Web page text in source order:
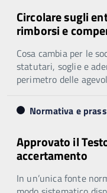
Circolare sugli
rimborsi e
Cosa cambia per le
statutari, soglie e
perimetro delle
Normativa e
Approvato il
accertamento
In un’unica fonte